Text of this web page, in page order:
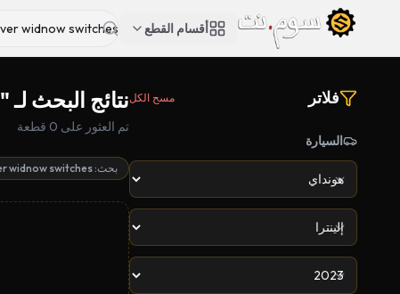
أقسام القطع
فلاتر مسح الكل
السيارة
نتائج البحث لـ "driver widnow switches"
تم العثور على 0 قطعة
بحث: driver widnow switches